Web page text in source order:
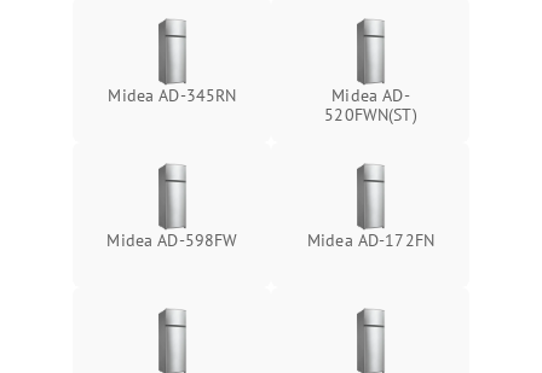
Midea AD-345RN
Midea AD-
520FWN(ST)
Midea AD-598FW Midea AD-172FN